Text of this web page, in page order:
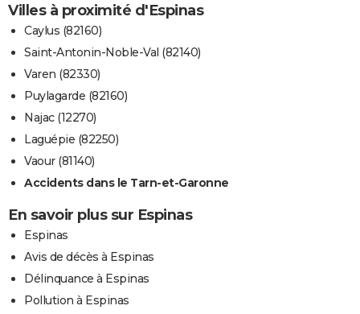
Villes à proximité d'Espinas
Caylus (82160)
Saint-Antonin-Noble-Val (82140)
Varen (82330)
Puylagarde (82160)
Najac (12270)
Laguépie (82250)
Vaour (81140)
Accidents dans le Tarn-et-Garonne
En savoir plus sur Espinas
Espinas
Avis de décès à Espinas
Délinquance à Espinas
Pollution à Espinas